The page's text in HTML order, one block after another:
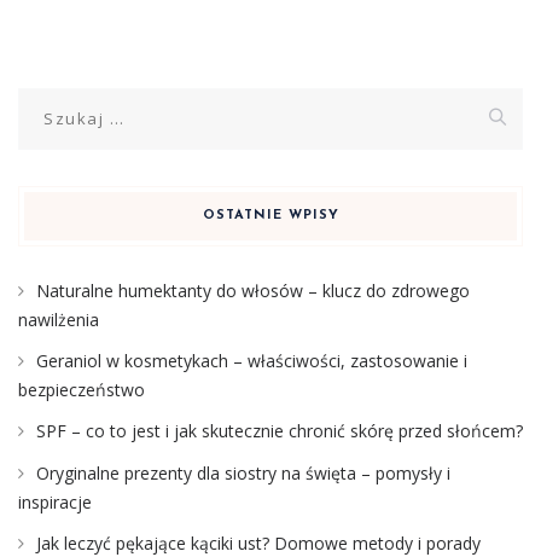
OSTATNIE WPISY
Naturalne humektanty do włosów – klucz do zdrowego
nawilżenia
Geraniol w kosmetykach – właściwości, zastosowanie i
bezpieczeństwo
SPF – co to jest i jak skutecznie chronić skórę przed słońcem?
Oryginalne prezenty dla siostry na święta – pomysły i
inspiracje
Jak leczyć pękające kąciki ust? Domowe metody i porady